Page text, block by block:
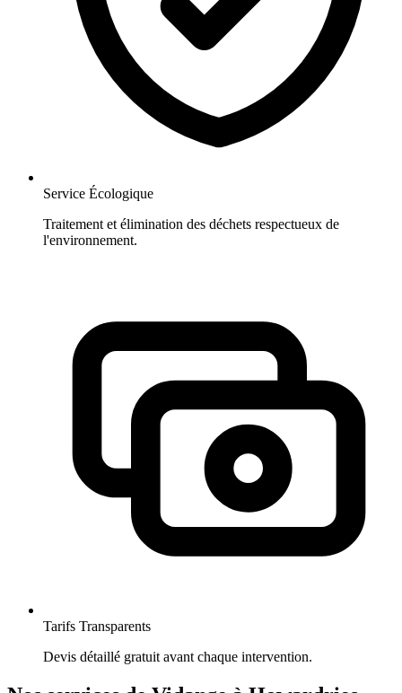
Service Écologique
Traitement et élimination des déchets respectueux de
l'environnement.
Tarifs Transparents
Devis détaillé gratuit avant chaque intervention.